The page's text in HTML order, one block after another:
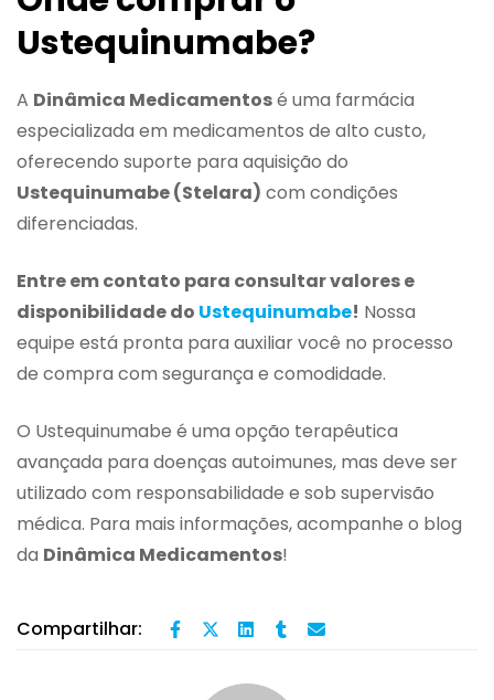
Ustequinumabe?
A Dinâmica Medicamentosé uma farmácia
especializada em medicamentos de alto custo,
oferecendo suporte para aquisição do
Ustequinumabe (Stelara) com condições
diferenciadas.
Entre em contato para consultar valores e
disponibilidade do Ustequinumabe! Nossa
equipe está pronta para auxiliar você no processo
de compra com segurança e comodidade.
O Ustequinumabe é uma opção terapêutica
avançada para doenças autoimunes, mas deve ser
utilizado com responsabilidade e sob supervisão
médica. Para mais informações, acompanhe o blog
da Dinâmica Medicamentos!
Compartilhar: